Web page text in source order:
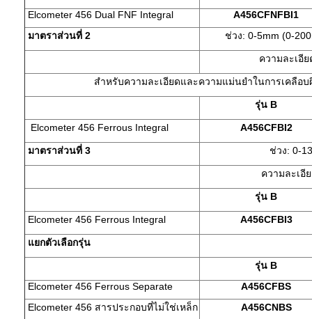
Elcometer 456 Dual FNF Integral
A456CFNFBI1
มาตราส่วนที่ 2
ช่วง: 0-5mm (0-
ความละเอี
สำหรับความละเอียดและความแม่นยำในการเคลือ
รุ่น B
Elcometer 456 Ferrous Integral A456CFBI2
มาตราส่วนที่ 3 ช่วง: 0-
ความละเอี
รุ่น B
Elcometer 456 Ferrous Integral A456CFBI3
แยกตัวเลือกรุ่น
รุ่น B
Elcometer 456 Ferrous Separate
A456CFBS
Elcometer 456 สารประกอบที่ไม่ใช่เหล็ก
A456CNBS